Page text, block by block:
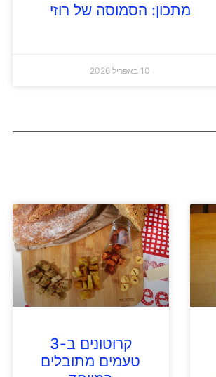
מתכון: הסמוסה של רוזי
10 באפריל 2026
קרוטונים ב-3
טעמים מתובלים